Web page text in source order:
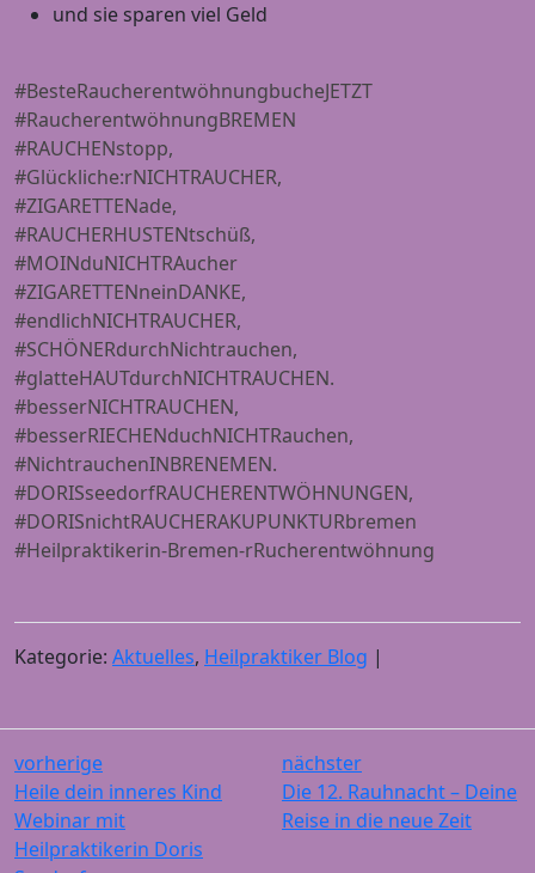
und sie sparen viel Geld
#BesteRaucherentwöhnungbucheJETZT
#RaucherentwöhnungBREMEN
#RAUCHENstopp,
#Glückliche:rNICHTRAUCHER,
#ZIGARETTENade,
#RAUCHERHUSTENtschüß,
#MOINduNICHTRAucher
#ZIGARETTENneinDANKE,
#endlichNICHTRAUCHER,
#SCHÖNERdurchNichtrauchen,
#glatteHAUTdurchNICHTRAUCHEN.
#besserNICHTRAUCHEN,
#besserRIECHENduchNICHTRauchen,
#NichtrauchenINBRENEMEN.
#DORISseedorfRAUCHERENTWÖHNUNGEN,
#DORISnichtRAUCHERAKUPUNKTURbremen
#Heilpraktikerin-Bremen-rRucherentwöhnung
Kategorie: Aktuelles, Heilpraktiker Blog |
vorherige
Heile dein inneres Kind
Webinar mit
Heilpraktikerin Doris
nächster
Die 12. Rauhnacht – Deine
Reise in die neue Zeit